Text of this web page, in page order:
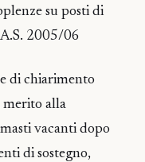
su posti di
2005/06
di chiarimento
merito alla
vacanti dopo
di sostegno,